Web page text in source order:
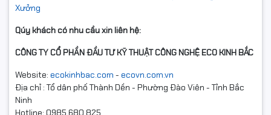
Xưởng
Qúy khách có nhu cầu xin liên hệ:
CÔNG TY CỔ PHẦN ĐẦU TƯ KỸ THUẬT CÔNG NGHỆ ECO KINH BẮC
Website: ecokinhbac.com - ecovn.com.vn
Địa chỉ : Tổ dân phố Thành Dền - Phường Đào Viên - Tỉnh Bắc
Ninh
Hotline: 0985.680.825